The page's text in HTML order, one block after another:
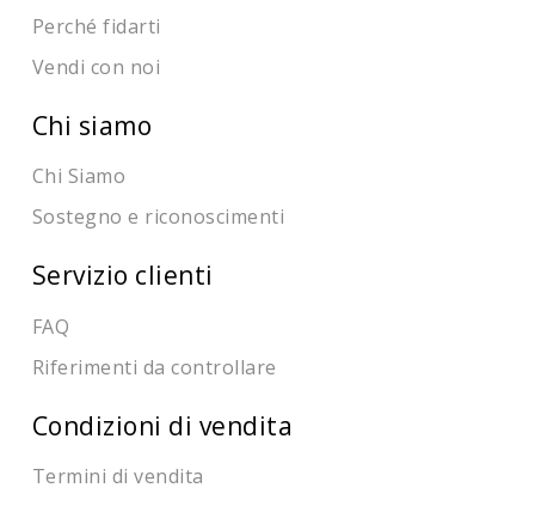
Perché fidarti
Vendi con noi
Chi siamo
Chi Siamo
Sostegno e riconoscimenti
Servizio clienti
FAQ
Riferimenti da controllare
Condizioni di vendita
Termini di vendita